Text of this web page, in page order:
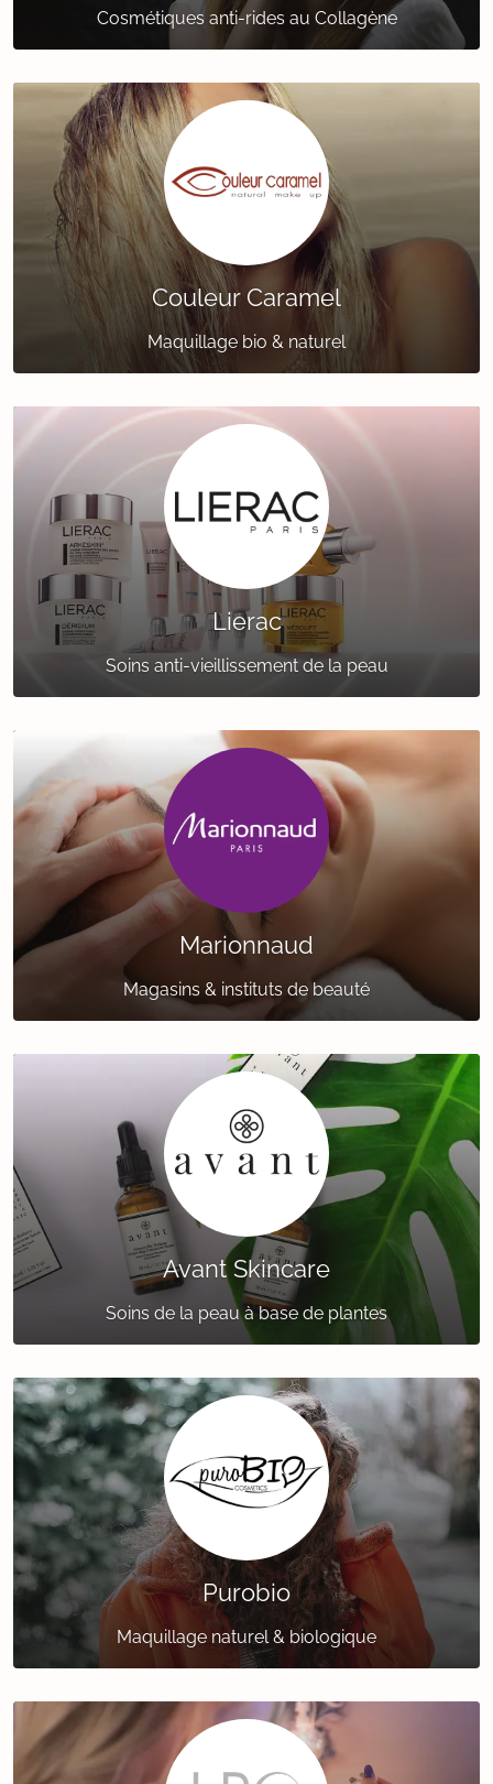
Cosmétiques anti-rides au Collagène
Couleur Caramel
Maquillage bio & naturel
Lierac
Soins anti-vieillissement de la peau
Marionnaud
Magasins & instituts de beauté
Avant Skincare
Soins de la peau à base de plantes
Purobio
Maquillage naturel & biologique